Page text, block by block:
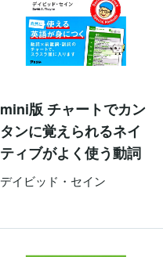
mini版 チャートでカン
タンに覚えられるネイ
ティブがよく使う動詞
デイビッド・セイン